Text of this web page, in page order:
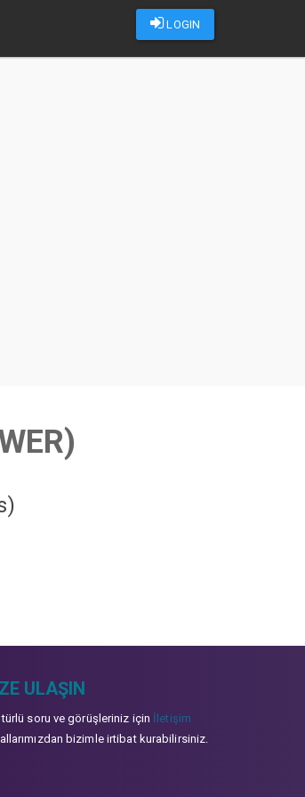
LOGIN
ULAŞIN
türlü soru ve görüşleriniz için İletişim
bizimle irtibat kurabilirsiniz.